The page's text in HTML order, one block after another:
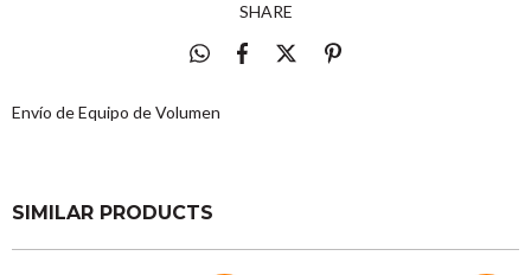
SHARE
Envío de Equipo de Volumen
SIMILAR PRODUCTS